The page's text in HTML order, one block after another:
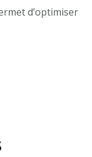
d’optimiser